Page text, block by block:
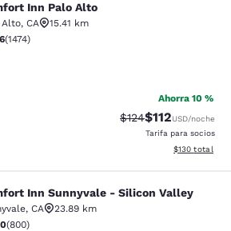
Palo Alto
Inn Palo Alto
Alto, CA
15.41 km
de 3.58 estrellas. Bueno. 1474 reseñas
(1474)
Ahorra 10 %
Precio tachado:
$124Precio con
$112USD/noche
Tarifa para socios
Ver detalles
$130 total
Sunnyvale - Silicon
Inn Sunnyvale - Silicon Valley
, CA
23.89 km
de 3.96 estrellas. Bueno. 800 reseñas
(800)